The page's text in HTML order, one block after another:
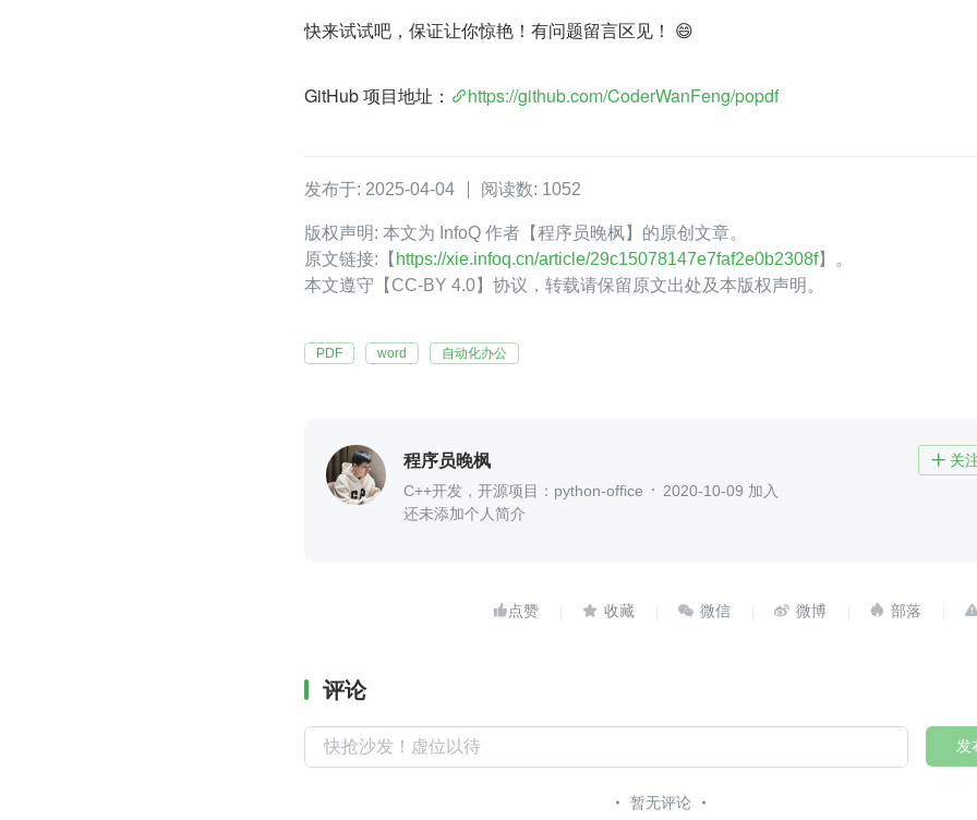
快来试试吧，保证让你惊艳！有问题留言区见！ 😄
GitHub 项目地址： https://github.com/CoderWanFeng/popdf
发布于: 2025-04-04 阅读数: 1052
版权声明: 本文为 InfoQ 作者【程序员晚枫】的原创文章。
原文链接:【 https://xie.infoq.cn/article/29c15078147e7faf2e0b2308f】。
本文遵守【CC-BY 4.0】协议，转载请保留原文出处及本版权声明。
PDF word 自动化办公
程序员晚枫  关
C++开发，开源项目：python-office
2020-10-09 加入
还未添加个人简介
    
评论
发
暂无评论